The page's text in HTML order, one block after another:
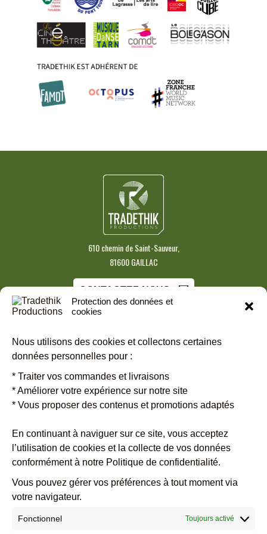
610 chemin de Saint-Sauveur,
81600 GAILLAC
CONTACTEZ-NOUS
S'INSCRIRE À NOTRE NEWSLETTER
Restez informé.es des dates entre amis ou en famille, toutes les
informations pratiques sur les groupes de Tradethik.
vite !
Veuillez laisser ce champ vide.
Protection des données et
cookies
Nous utilisons des cookies et collectons certaines
données personnelles pour :
* Traiter vos commandes et livraisons
* Améliorer votre expérience sur notre site
* Vous proposer des contenus et promotions adaptés
En continuant à naviguer sur ce site, vous acceptez
l’utilisation de cookies et la collecte de vos données
conformément à notre Politique de confidentialité.
Vous pouvez gérer vos préférences à tout moment via
votre navigateur.
Fonctionnel Toujours activé